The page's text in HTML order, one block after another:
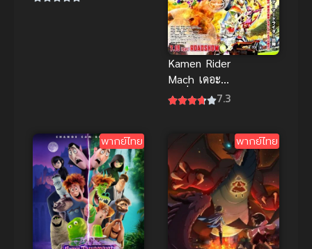
Kamen Rider
Mach เดอะ
มูฟวี่ บทสรุป
เรื่องHD
7.3
พากย์ไทย พากย์ไทย